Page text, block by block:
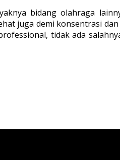
bidang olahraga
juga demi konsentrasi
tidak ada